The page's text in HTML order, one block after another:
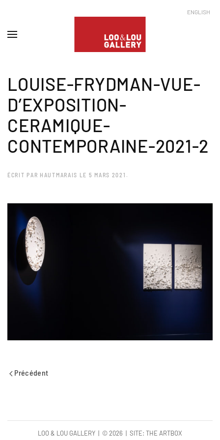
ENGLISH
LOUISE-FRYDMAN-VUE-
D’EXPOSITION-
CERAMIQUE-
CONTEMPORAINE-2021-2
ÉCRIT PAR HAUTMARAIS LE 5 MARS 2021 .
Précédent
LOO & LOU GALLERY | ©2026 | SITE: THE ARTBOX